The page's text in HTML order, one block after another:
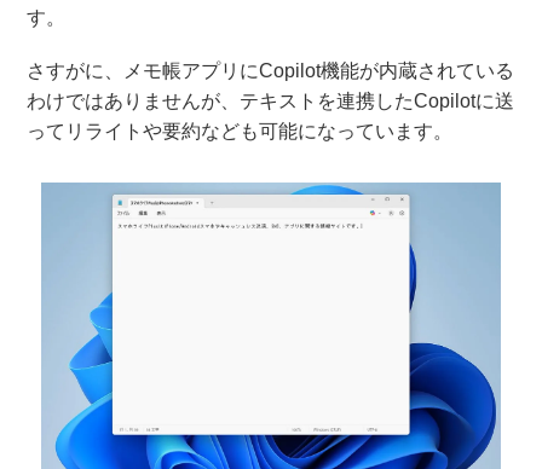
す。
さすがに、メモ帳アプリにCopilot機能が内蔵されている
わけではありませんが、テキストを連携したCopilotに送
ってリライトや要約なども可能になっています。